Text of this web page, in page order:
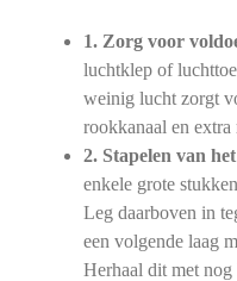
1. Zorg voor
luchtklep of
weinig lucht zorgt
rookkanaal en
2. Stapelen van
enkele grote
Leg daarboven in
een volgende laag
Herhaal dit met